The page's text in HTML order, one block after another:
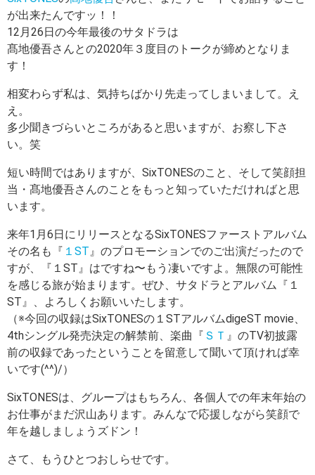
が出来たんですッ！！
12月26日の今年最後のサタドラは
髙地優吾さんとの2020年３度目のトークが締めとなりま
す！
相変わらず私は、気持ちばかり先走ってしまいまして。え
え。
多少聞きづらいところがあると思いますが、お察し下さ
い。笑
短い時間ではありますが、SixTONESのこと、そして笑顔担
当・髙地優吾さんのことをもっと知っていただければと思
います。
来年1月6日にリリースとなるSixTONESファーストアルバム
その名も『 １ST』のプロモーションでのご出演だったので
すが、『１ST』はですね〜もう凄いですよ。無限の可能性
を感じる旅が始まります。ぜひ、サタドラとアルバム『１
ST』、よろしくお願いいたします。
（※今回の収録はSixTONESの１STアルバムdigeST movie、
4thシングル発売決定の解禁前、楽曲『 ＳＴ 』のTV初披露
前の収録であったということを留意して聞いて頂ければ幸
いです(^^)/）
SixTONESは、グループはもちろん、各個人での年末年始の
お仕事がまだ沢山あります。みんなで応援しながら笑顔で
年を越しましょうズドン！
さて、もうひとつおしらせです。